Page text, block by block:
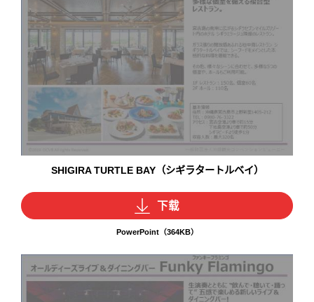
SHIGIRA TURTLE BAY（シギラタートルベイ）
下载
PowerPoint（364KB）